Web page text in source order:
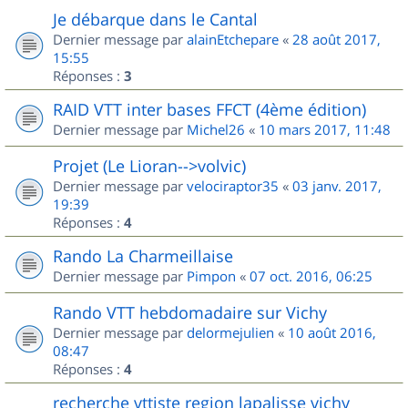
Je débarque dans le Cantal
Dernier message par alainEtchepare « 28 août 2017,
15:55
Réponses : 3
RAID VTT inter bases FFCT (4ème édition)
Dernier message par Michel26 « 10 mars 2017, 11:48
Projet (Le Lioran-->volvic)
Dernier message par velociraptor35 « 03 janv. 2017,
19:39
Réponses : 4
Rando La Charmeillaise
Dernier message par Pimpon « 07 oct. 2016, 06:25
Rando VTT hebdomadaire sur Vichy
Dernier message par delormejulien « 10 août 2016,
08:47
Réponses : 4
recherche vttiste region lapalisse vichy